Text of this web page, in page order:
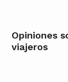
Opiniones
viajeros